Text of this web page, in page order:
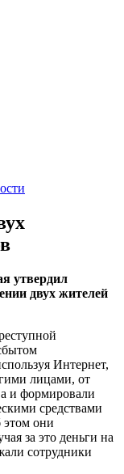
утвердил
двух жителей
Интернет,
лицами, от
и формировали
средствами
они
за это деньги на
сотрудники